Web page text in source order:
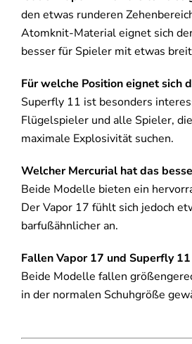
den etwas runderen
Atomknit-Material eignet sich
besser für Spieler mit etwas
Für welche Position eignet sich
Superfly 11 ist besonders
Flügelspieler und alle Spieler,
maximale Explosivität suchen.
Welcher Mercurial hat das
Beide Modelle bieten ein
Der Vapor 17 fühlt sich jedoch
barfußähnlicher an.
Fallen Vapor 17 und Superfly
Beide Modelle fallen
in der normalen Schuhgröße